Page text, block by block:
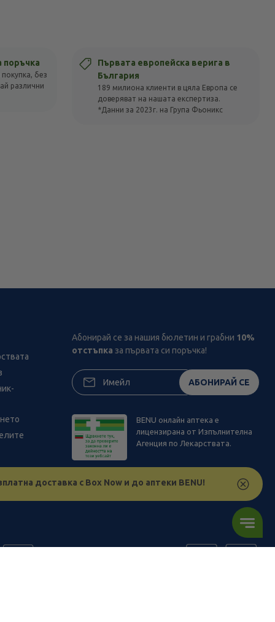
доставка с Box Now и до аптеки BENU!
поръчка
покупка, без
различни
Първата европейска верига в
България
189 милиона клиенти в цяла Европа се
доверяват на нашата експертиза.
*Данни за 2023г. на Група Фьоникс
Абонирай се за нашия бюлетин и грабни 10%
отстъпка за първата си поръчка!
АБОНИРАЙ СЕ
BENU онлайн аптека е
лицензирана от Изпълнителна
Агенция по Лекарствата.